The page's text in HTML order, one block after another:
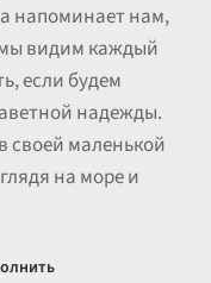
напоминает нам,
мы видим каждый
если будем
надежды.
своей маленькой
на море и